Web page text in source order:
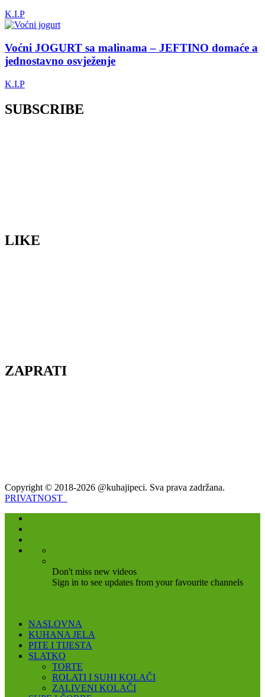
K.I.P
Voćni JOGURT sa malinama – JEFTINO domaće a
jednostavno osvježenje
K.I.P
SUBSCRIBE
LIKE
ZAPRATI
Copyright © 2018-2026 @kuhajipeci. Sva prava zadržana.
PRIVATNOST
Don't miss new videos
Sign in to see updates from your favourite channels
NASLOVNA
KUHANA JELA
PITE I TIJESTA
SLATKO
TORTE
ROLATI I SUHI KOLAČI
ZALIVENI KOLAČI